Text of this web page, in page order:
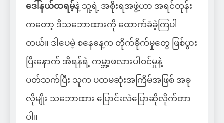
ဒေါ်နယ်ထရမ့်နဲ့ သူ့ရဲ့ အစိုးရအဖွဲ့ဟာ အရင်တုန်း
ကတော့ ဒီသဘောထားကို ထောက်ခံခဲ့ကြပါ
တယ်။ ဒါပေမဲ့ စနေနေ့က တိုက်ခိုက်မှုတွေ ဖြစ်ပွား
ပြီးနောက် အီရန်ရဲ့ ကမ္ဘာ့ဖလားပါဝင်မှုနဲ့
ပတ်သက်ပြီး သူက ပထမဆုံးအကြိမ်အဖြစ် အခု
လိုမျိုး သဘောထား ပြောင်းလဲပြောဆိုလိုက်တာ
ပါ။